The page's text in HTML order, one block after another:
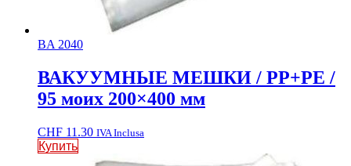
BA 2040
ВАКУУМНЫЕ МЕШКИ / PP+PE /
95 моих 200×400 мм
CHF 11.30 IVA Inclusa
Купить